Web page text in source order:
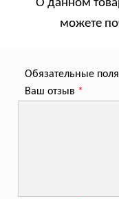
О данном
можете
Обязательные
Ваш отзыв *